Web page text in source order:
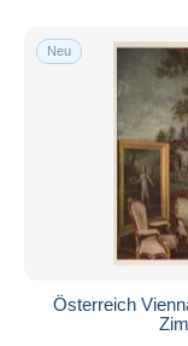
Neu
Österreich